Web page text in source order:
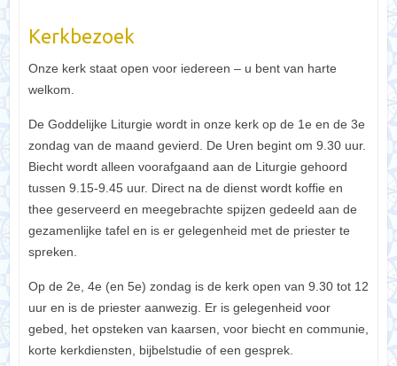
Kerkbezoek
Onze kerk staat open voor iedereen – u bent van harte
welkom.
De Goddelijke Liturgie wordt in onze kerk op de 1e en de 3e
zondag van de maand gevierd. De Uren begint om 9.30 uur.
Biecht wordt alleen voorafgaand aan de Liturgie gehoord
tussen 9.15-9.45 uur. Direct na de dienst wordt koffie en
thee geserveerd en meegebrachte spijzen gedeeld aan de
gezamenlijke tafel en is er gelegenheid met de priester te
spreken.
Op de 2e, 4e (en 5e) zondag is de kerk open van 9.30 tot 12
uur en is de priester aanwezig. Er is gelegenheid voor
gebed, het opsteken van kaarsen, voor biecht en communie,
korte kerkdiensten, bijbelstudie of een gesprek.